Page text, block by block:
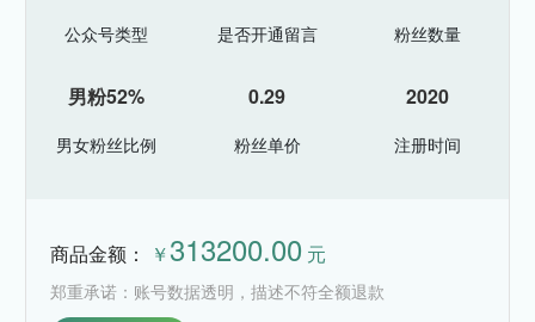
公众号类型 是否开通留言 粉丝数量
男粉52%
男女粉丝比例
0.29
粉丝单价
2020
注册时间
商品金额： ￥313200.00 元
郑重承诺：账号数据透明，描述不符全额退款